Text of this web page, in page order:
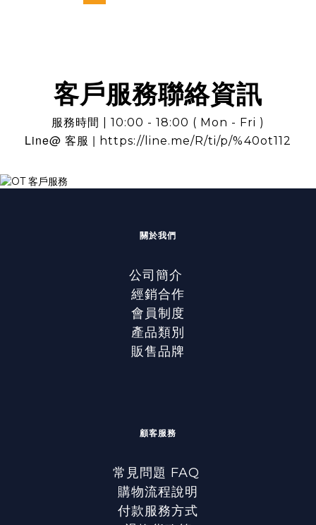
客戶服務聯絡資訊
服務時間 | 10:00 - 18:00 ( Mon - Fri )
Line@ 客服 | https://line.me/R/ti/p/%40ot112
關於我們
公司簡介
經銷合作
會員制度
產品類別
販售品牌
顧客服務
常見問題 FAQ
購物流程說明
付款服務方式